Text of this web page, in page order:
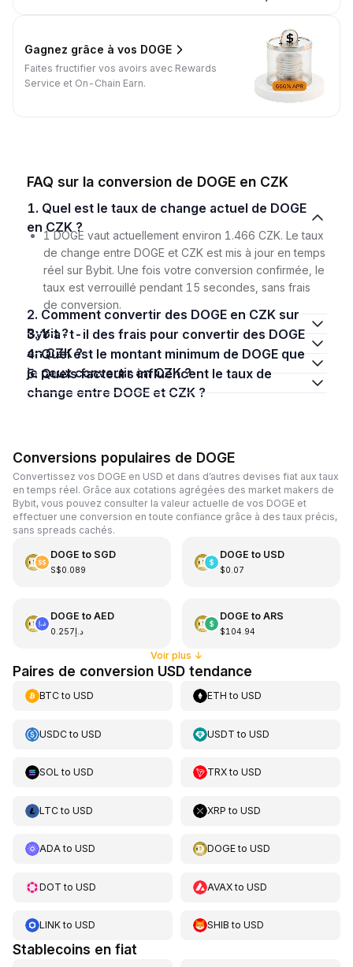
Gagnez grâce à vos DOGE
Faites fructifier vos avoirs avec Rewards
Service et On-Chain Earn.
FAQ sur la conversion de DOGE en CZK
1. Quel est le taux de change actuel de DOGE
en CZK ?
1 DOGE vaut actuellement environ 1.466 CZK. Le taux
de change entre DOGE et CZK est mis à jour en temps
réel sur Bybit. Une fois votre conversion confirmée, le
taux est verrouillé pendant 15 secondes, sans frais
de conversion.
2. Comment convertir des DOGE en CZK sur
Bybit ?
3. Y a-t-il des frais pour convertir des DOGE
en CZK ?
4. Quel est le montant minimum de DOGE que
je peux convertir en CZK ?
5. Quels facteurs influencent le taux de
change entre DOGE et CZK ?
Conversions populaires de DOGE
Convertissez vos DOGE en USD et dans d’autres devises fiat aux taux
en temps réel. Grâce aux cotations agrégées des market makers de
Bybit, vous pouvez consulter la valeur actuelle de vos DOGE et
effectuer une conversion en toute confiance grâce à des taux précis,
sans spreads cachés.
DOGE to SGD
S$0.089
DOGE to USD
$0.07
DOGE to AED
د.إ0.257
DOGE to ARS
$104.94
Voir plus ↓
Paires de conversion USD tendance
BTCto USD ETH toUSD
USDCto USD USDT toUSD
SOL to USD TRXtoUSD
LTCto USD XRP toUSD
ADAto USD DOGEtoUSD
DOT to USD AVAXtoUSD
LINKto USD SHIB toUSD
Stablecoins en fiat